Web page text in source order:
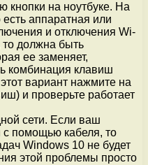
кнопки на ноутбуке. На
аппаратная или
и отключения Wi-
то должна быть
ее заменяет,
комбинация клавиш
вариант нажмите на
и проверьте работает
сети. Если ваш
с помощью кабеля, то
Windows 10 не будет
этой проблемы просто